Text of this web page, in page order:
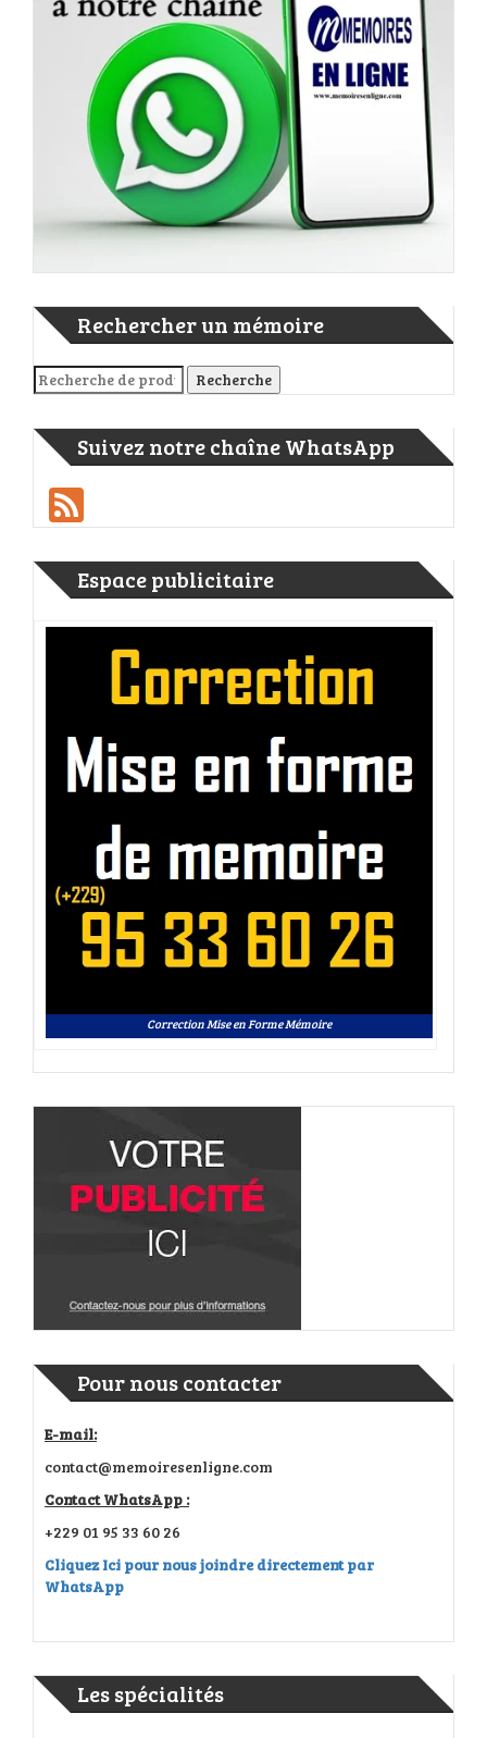
Rechercher un mémoire
Recherche pour : Recherche
Suivez notre chaîne WhatsApp
Espace publicitaire
Correction Mise en Forme Mémoire
Pour nous contacter
E-mail:
contact@memoiresenligne.com
Contact WhatsApp :
+229 01 95 33 60 26
Cliquez Ici pour nous joindre directement par
WhatsApp
Les spécialités